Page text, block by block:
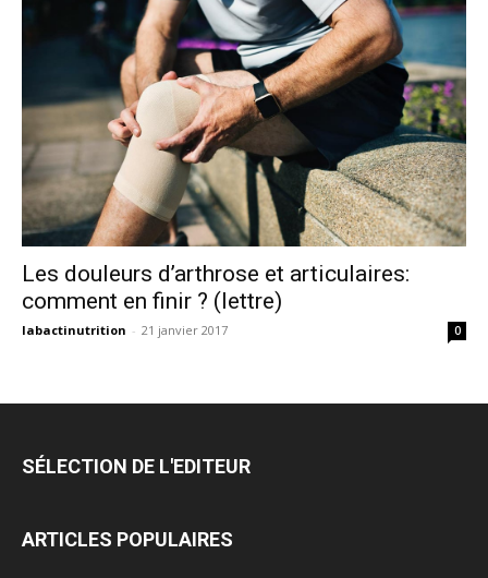
Les douleurs d’arthrose et articulaires:
comment en finir ? (lettre)
labactinutrition - 21 janvier 2017 0
SÉLECTION DE L'EDITEUR
ARTICLES POPULAIRES